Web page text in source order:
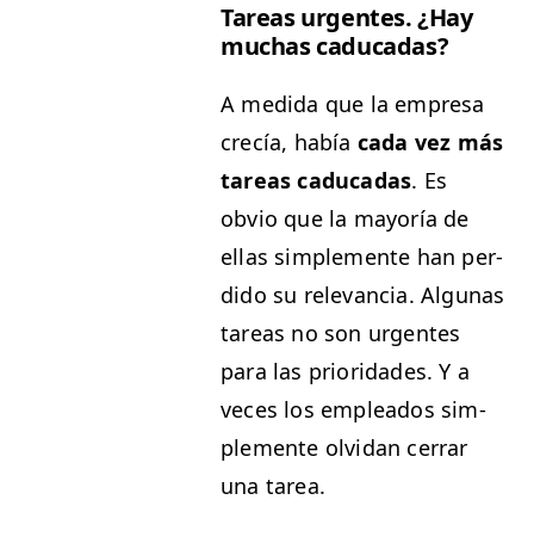
Tar­eas urgentes. ¿Hay
muchas caducadas?
A medi­da que la empre­sa
crecía, había cada vez más
tar­eas cad­u­cadas. Es
obvio que la may­oría de
ellas sim­ple­mente han per­
di­do su rel­e­van­cia. Algu­nas
tar­eas no son urgentes
para las pri­or­i­dades. Y a
veces los emplea­d­os sim­
ple­mente olvi­dan cer­rar
una tarea.